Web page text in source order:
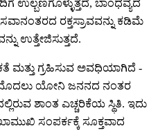
ಬಾಂಧವ್ಯದ
ರಕ್ತಸ್ರಾವವನ್ನು ಕಡಿಮೆ
ಉತ್ತೇಜಿಸುತ್ತದೆ.
ಮತ್ತು ಗ್ರಹಿಸುವ ಅವಧಿಯಾಗಿದೆ -
ಮೊದಲು ಯೋನಿ ಜನನದ ನಂತರ
ಶಾಂತ ಎಚ್ಚರಿಕೆಯ ಸ್ಥಿತಿ. ಇದು
ಸಂಪರ್ಕಕ್ಕೆ ಸೂಕ್ತವಾದ